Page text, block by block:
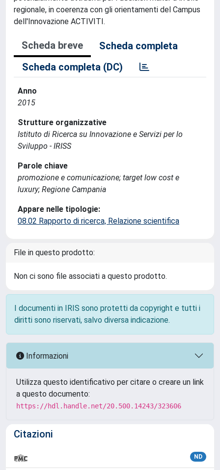
regionale, in coerenza con gli orientamenti del Campus
dell'Innovazione ACTIVITI.
Scheda breve
Scheda completa
Scheda completa (DC)
Anno
2015
Strutture organizzative
Istituto di Ricerca su Innovazione e Servizi per lo
Sviluppo - IRISS
Parole chiave
promozione e comunicazione; target low cost e
luxury; Regione Campania
Appare nelle tipologie:
08.02 Rapporto di ricerca, Relazione scientifica
File in questo prodotto:
Non ci sono file associati a questo prodotto.
I documenti in IRIS sono protetti da copyright e tutti i
diritti sono riservati, salvo diversa indicazione.
Informazioni
Utilizza questo identificativo per citare o creare un link
a questo documento:
https://hdl.handle.net/20.500.14243/323606
Citazioni
ND